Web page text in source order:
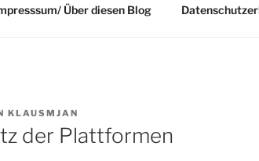
Über diesen Blog
KLAUSMJAN
der Plattformen